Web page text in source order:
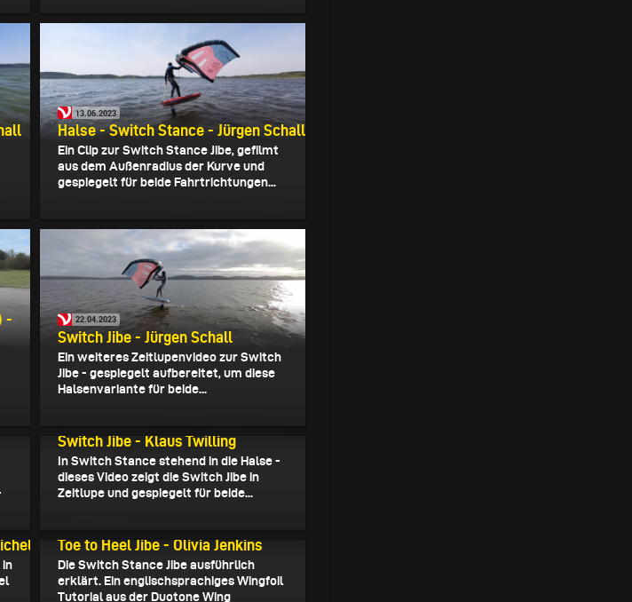
13.06.2023
Halse - Switch Stance - Jürgen Schall
Ein Clip zur Switch Stance Jibe, gefilmt
aus dem Außenradius der Kurve und
gespiegelt für beide Fahrtrichtungen...
-
22.04.2023
Switch Jibe - Jürgen Schall
Ein weiteres Zeitlupenvideo zur Switch
Jibe - gespiegelt aufbereitet, um diese
Halsenvariante für beide...
Switch Jibe - Klaus Twilling
In Switch Stance stehend in die Halse -
dieses Video zeigt die Switch Jibe in
Zeitlupe und gespiegelt für beide...
in
Toe to Heel Jibe - Olivia Jenkins
Die Switch Stance Jibe ausführlich
erklärt. Ein englischsprachiges Wingfoil
Tutorial aus der Duotone Wing